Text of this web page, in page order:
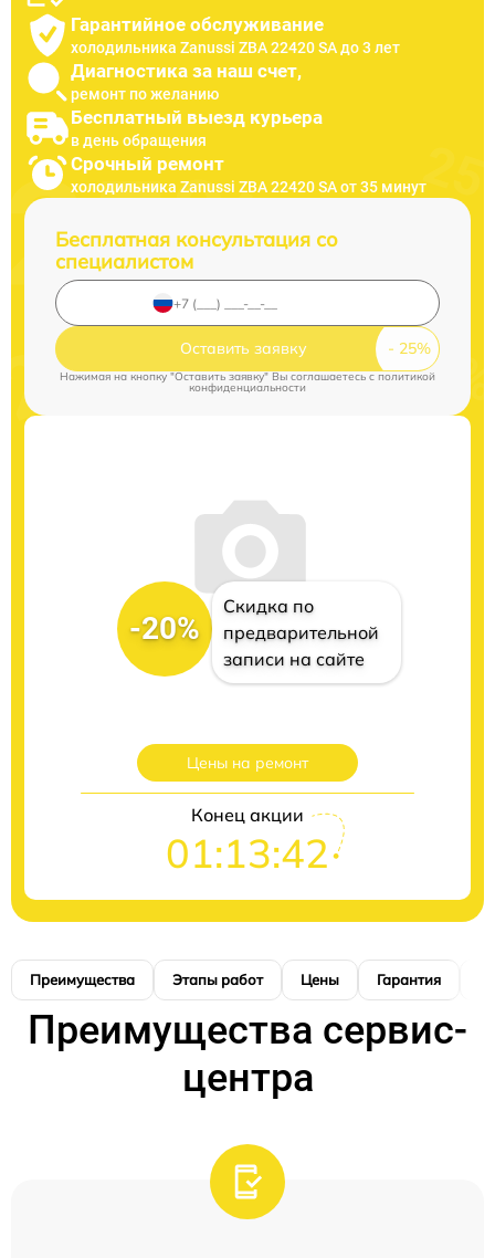
Гарантийное обслуживание
холодильника Zanussi ZBA 22420 SA до 3 лет
Диагностика за наш счет,
ремонт по желанию
Бесплатный выезд курьера
в день обращения
Срочный ремонт
холодильника Zanussi ZBA 22420 SA от 35 минут
Бесплатная консультация со
специалистом
Оставить заявку
Нажимая на кнопку "Оставить заявку" Вы соглашаетесь cполитикой
конфиденциальности
-20%
Скидка по
предварительной
записи на сайте
Цены на ремонт
Конец акции
01:13:41
Преимущества Этапы работ Цены Гарантия
Преимущества сервис-
центра